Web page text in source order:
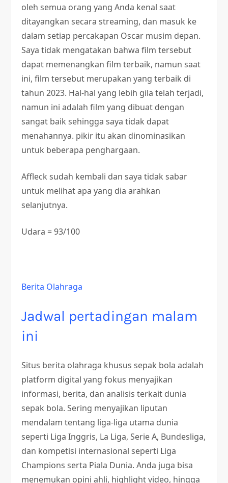
oleh semua orang yang Anda kenal saat
ditayangkan secara streaming, dan masuk ke
dalam setiap percakapan Oscar musim depan.
Saya tidak mengatakan bahwa film tersebut
dapat memenangkan film terbaik, namun saat
ini, film tersebut merupakan yang terbaik di
tahun 2023. Hal-hal yang lebih gila telah terjadi,
namun ini adalah film yang dibuat dengan
sangat baik sehingga saya tidak dapat
menahannya. pikir itu akan dinominasikan
untuk beberapa penghargaan.
Affleck sudah kembali dan saya tidak sabar
untuk melihat apa yang dia arahkan
selanjutnya.
Udara = 93/100
Berita Olahraga
Jadwal pertadingan malam
ini
Situs berita olahraga khusus sepak bola adalah
platform digital yang fokus menyajikan
informasi, berita, dan analisis terkait dunia
sepak bola. Sering menyajikan liputan
mendalam tentang liga-liga utama dunia
seperti Liga Inggris, La Liga, Serie A, Bundesliga,
dan kompetisi internasional seperti Liga
Champions serta Piala Dunia. Anda juga bisa
menemukan opini ahli, highlight video, hingga